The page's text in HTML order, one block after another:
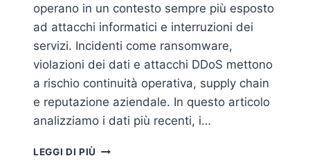
operano in un contesto sempre più esposto
ad attacchi informatici e interruzioni dei
servizi. Incidenti come ransomware,
violazioni dei dati e attacchi DDoS mettono
a rischio continuità operativa, supply chain
e reputazione aziendale. In questo articolo
analizziamo i dati più recenti, i…
LEGGI DI PIÙ